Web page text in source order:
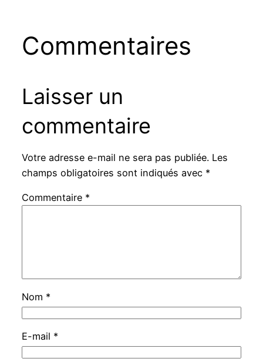
Commentaires
Laisser un
commentaire
Votre adresse e-mail ne sera pas publiée. Les
champs obligatoires sont indiqués avec *
Commentaire *
Nom *
E-mail *